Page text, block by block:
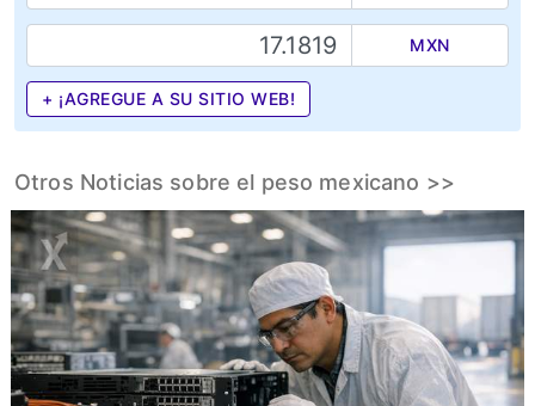
MXN
+ ¡AGREGUE A SU SITIO WEB!
Otros Noticias sobre el peso mexicano >>